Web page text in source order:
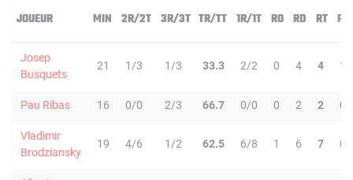
JOUEUR MIN 2R/2T 3R/3T TR/TT 1R/1T RO RD RT PD
Josep
Busquets
21 1/3 1/3 33.3 2/2 0 4 4 1
Pau Ribas 16 0/0 2/3 66.7 0/0 0 2 2 0
Vladimir
Brodziansky
19 4/6 1/2 62.5 6/8 1 6 7 0